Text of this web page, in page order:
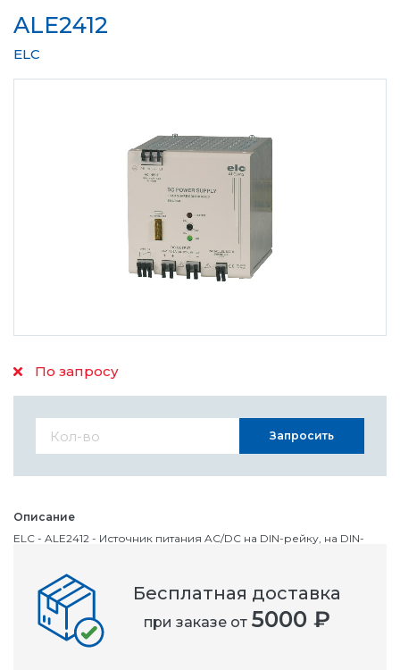
ALE2412
ELC
По запросу
Описание
ELC - ALE2412 - Источник питания AC/DC на DIN-рейку, на DIN-
Номенклатурный номер
OC1123217
Запросить
Бесплатная доставка
при заказе от 5000 ₽